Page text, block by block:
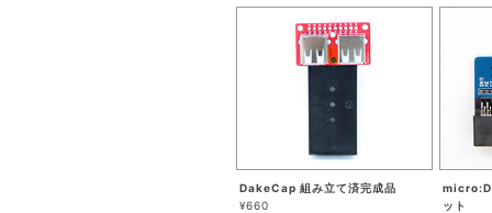
DakeCap 組み立て済完成品
¥660
ット